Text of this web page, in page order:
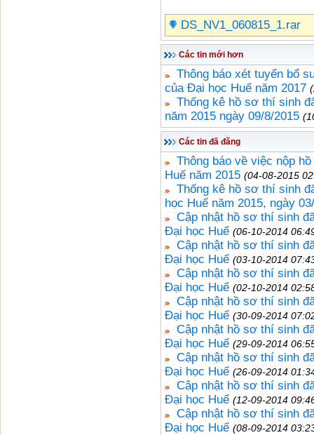
DS_NV1_060815_1.rar
Các tin mới hơn
Thông báo xét tuyển bổ
của Đại học Huế năm 2017
Thống kê hồ sơ thí sinh
năm 2015 ngày 09/8/2015
Các tin đã đăng
Thông báo về việc nộp
Huế năm 2015 (04-08-2015
Thống kê hồ sơ thí sinh
học Huế năm 2015, ngày
Cập nhật hồ sơ thí sinh
Đại học Huế (06-10-2014
Cập nhật hồ sơ thí sinh
Đại học Huế (03-10-2014
Cập nhật hồ sơ thí sinh
Đại học Huế (02-10-2014
Cập nhật hồ sơ thí sinh
Đại học Huế (30-09-2014
Cập nhật hồ sơ thí sinh
Đại học Huế (29-09-2014
Cập nhật hồ sơ thí sinh
Đại học Huế (26-09-2014
Cập nhật hồ sơ thí sinh
Đại học Huế (12-09-2014
Cập nhật hồ sơ thí sinh
Đại học Huế (08-09-2014